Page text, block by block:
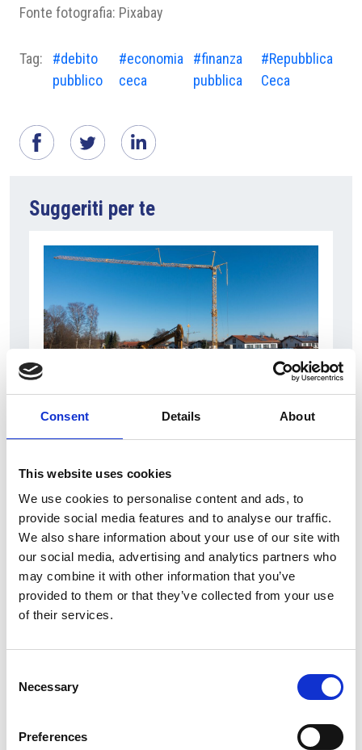
Consent Details About
This website uses cookies
We use cookies to personalise content and ads, to
provide social media features and to analyse our traffic.
We also share information about your use of our site with
our social media, advertising and analytics partners who
may combine it with other information that you’ve
provided to them or that they’ve collected from your use
of their services.
Selection
Necessary
Preferences
Fonte fotografia: Pixabay
Tag:
#debito
pubblico
#economia
ceca
#finanza
pubblica
#Repubblica
Ceca
Suggeriti per te
7 Agosto 2026
Nel primo semestre è aumentata fortemente la
Repubblica Ceca
La Škoda avvia la produzione del suo SUV Peaq